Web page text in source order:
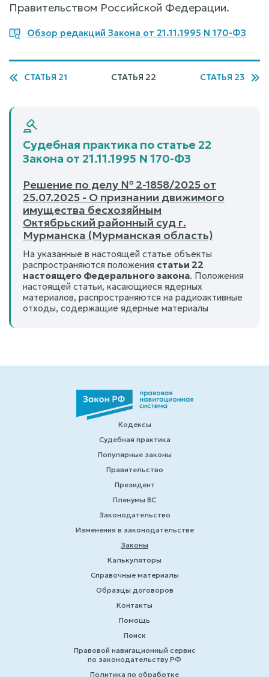
Правительством Российской Федерации.
Обзор редакций Закона от 21.11.1995 N 170-ФЗ
СТАТЬЯ 21 СТАТЬЯ 22 СТАТЬЯ 23
Судебная практика по статье 22
Закона от 21.11.1995 N 170-ФЗ
Решение по делу № 2-1858/2025 от
25.07.2025 - О признании движимого
имущества бесхозяйным
Октябрьский районный суд г.
Мурманска (Мурманская область)
На указанные в настоящей статье объекты
распространяются положения статьи 22
настоящего Федерального закона. Положения
настоящей статьи, касающиеся ядерных
материалов, распространяются на радиоактивные
отходы, содержащие ядерные материалы
Кодексы
Судебная практика
Популярные законы
Правительство
Президент
Пленумы ВС
Законодательство
Изменения в законодательстве
Законы
Калькуляторы
Справочные материалы
Образцы договоров
Контакты
Помощь
Поиск
Правовой навигационный сервис
по законодательству РФ
Политика по обработке